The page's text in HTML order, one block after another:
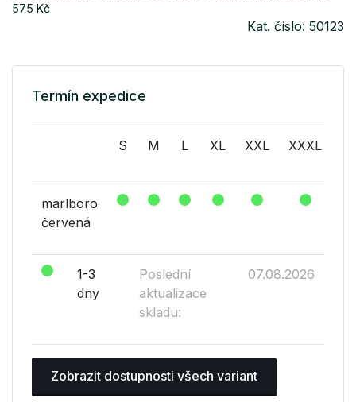
575 Kč
Kat. číslo: 50123
Termín expedice
S M L XL XXL XXXL
marlboro
červená
1-3
dny
Poslední
aktualizace
skladu:
07.08.2026
Zobrazit dostupnosti všech variant